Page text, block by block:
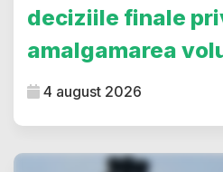
deciziile finale
amalgamarea
4 august 2026